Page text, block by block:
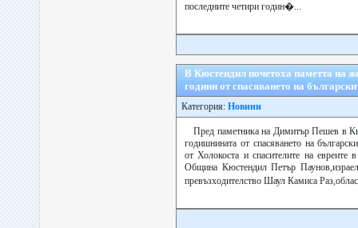
последните четири годин�...
В Кюстендил почетоха паметта на
години от спасяването на
Категория: Новини
Пред паметника на Димитър Пешев в
годишнината от спасяването на
от Холокоста и спасителите на евреите
Община Кюстендил Петър
превъзходителство Шаул Камиса